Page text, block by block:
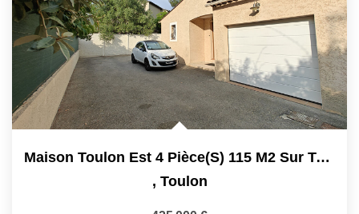
Maison Toulon Est 4 Pièce(s) 115 M2 Sur Terrain Avec...
, Toulon